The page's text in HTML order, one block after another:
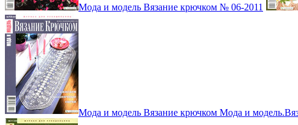
Мода и модель Вязание крючком № 06-2011
Мода и модель Вязание крючком Мода и